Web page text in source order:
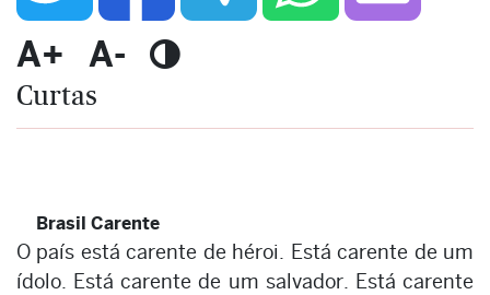
A+ A-
Curtas
Brasil Carente
O país está carente de héroi. Está carente de um
ídolo. Está carente de um salvador. Está carente